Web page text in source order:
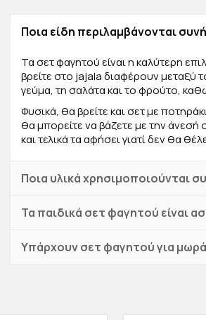
Ποια είδη περιλαμβάνονται
Τα σετ φαγητού είναι η καλύτερη
βρείτε στο jajala διαφέρουν μεταξύ
γεύμα, τη σαλάτα και το φρούτο,
Φυσικά, θα βρείτε και σετ με
θα μπορείτε να βάζετε με την άνεσή
και τελικά τα αφήσει γιατί δεν θα
Ποια υλικά χρησιμοποιούνται
Τα παιδικά σετ φαγητού είναι
Υπάρχουν σετ φαγητού για